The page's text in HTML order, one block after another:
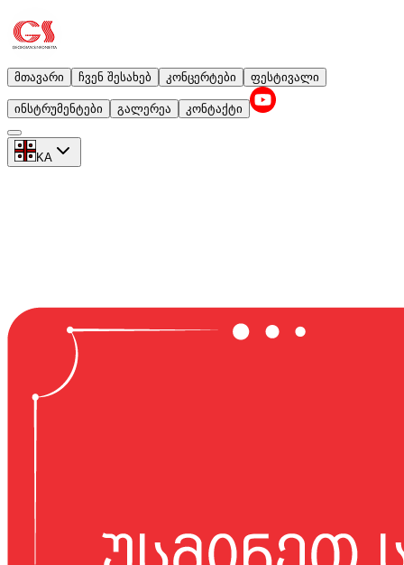
მთავარი ჩვენ შესახებ კონცერტები ფესტივალი
ინსტრუმენტები გალერეა კონტაქტი
KA